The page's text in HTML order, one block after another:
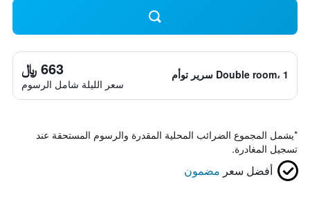
Double room، 1 سرير توأم 663 ﷼
سعر الليلة شامل الرسوم
*يشمل المجموع الضرائب المحلية المقدرة والرسوم المستحقة عند
تسجيل المغادرة.
أفضل سعر مضمون